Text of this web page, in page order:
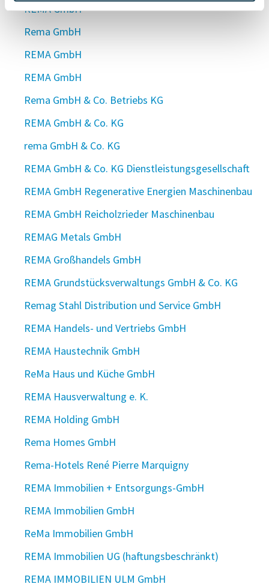
REMA GmbH
Rema GmbH
REMA GmbH
REMA GmbH
Rema GmbH & Co. Betriebs KG
REMA GmbH & Co. KG
rema GmbH & Co. KG
REMA GmbH & Co. KG Dienstleistungsgesellschaft
REMA GmbH Regenerative Energien Maschinenbau
REMA GmbH Reicholzrieder Maschinenbau
REMAG Metals GmbH
REMA Großhandels GmbH
REMA Grundstücksverwaltungs GmbH & Co. KG
Remag Stahl Distribution und Service GmbH
REMA Handels- und Vertriebs GmbH
REMA Haustechnik GmbH
ReMa Haus und Küche GmbH
REMA Hausverwaltung e. K.
REMA Holding GmbH
Rema Homes GmbH
Rema-Hotels René Pierre Marquigny
REMA Immobilien + Entsorgungs-GmbH
REMA Immobilien GmbH
ReMa Immobilien GmbH
REMA Immobilien UG (haftungsbeschränkt)
REMA IMMOBILIEN ULM GmbH